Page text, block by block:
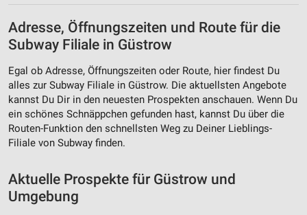
Adresse, Öffnungszeiten und Route für die
Subway Filiale in Güstrow
Egal ob Adresse, Öffnungszeiten oder Route, hier findest Du
alles zur Subway Filiale in Güstrow. Die aktuellsten Angebote
kannst Du Dir in den neuesten Prospekten anschauen. Wenn Du
ein schönes Schnäppchen gefunden hast, kannst Du über die
Routen-Funktion den schnellsten Weg zu Deiner Lieblings-
Filiale von Subway finden.
Aktuelle Prospekte für Güstrow und
Umgebung